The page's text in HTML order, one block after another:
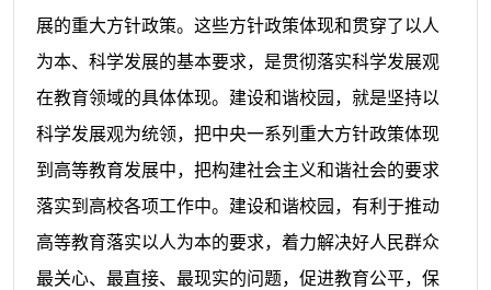
展的重大方针政策。这些方针政策体现和贯穿了以人
为本、科学发展的基本要求，是贯彻落实科学发展观
在教育领域的具体体现。建设和谐校园，就是坚持以
科学发展观为统领，把中央一系列重大方针政策体现
到高等教育发展中，把构建社会主义和谐社会的要求
落实到高校各项工作中。建设和谐校园，有利于推动
高等教育落实以人为本的要求，着力解决好人民群众
最关心、最直接、最现实的问题，促进教育公平，保